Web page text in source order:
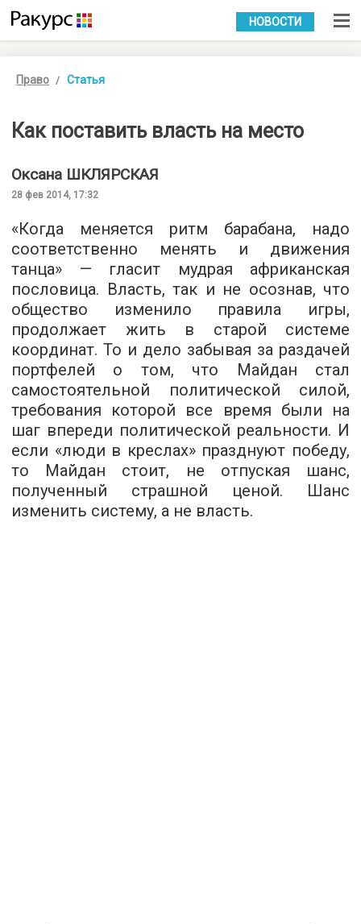
УКР РУС
НОВОСТИ
Право Статья
Как поставить власть на место
Оксана ШКЛЯРСКАЯ
28 фев 2014, 17:32
«Когда меняется ритм барабана, надо
соответственно менять и движения
танца» — гласит мудрая африканская
пословица. Власть, так и не осознав, что
общество изменило правила игры,
продолжает жить в старой системе
координат. То и дело забывая за раздачей
портфелей о том, что Майдан стал
самостоятельной политической силой,
требования которой все время были на
шаг впереди политической реальности. И
если «люди в креслах» празднуют победу,
то Майдан стоит, не отпуская шанс,
полученный страшной ценой. Шанс
изменить систему, а не власть.